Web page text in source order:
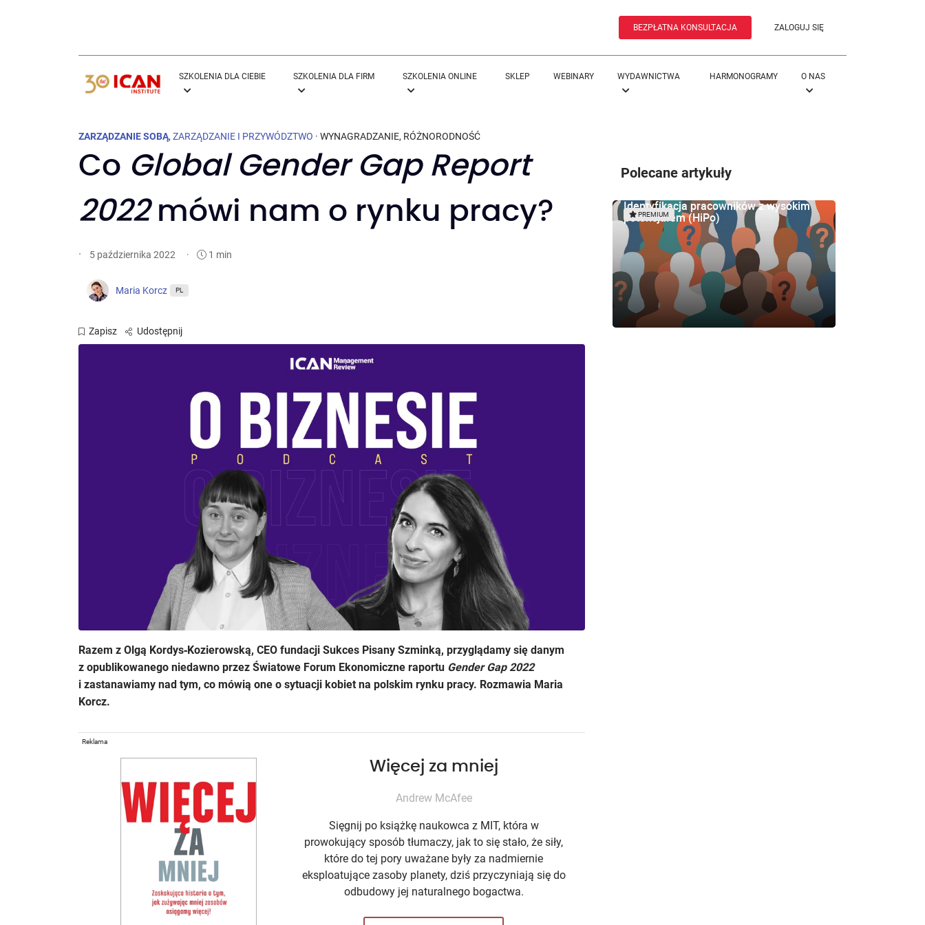
BEZPŁATNA KONSULTACJA ZALOGUJ SIĘ
SZKOLENIA DLA CIEBIE SZKOLENIA DLA FIRM SZKOLENIA ONLINE SKLEP WEBINARY WYDAWNICTWA HARMONOGRAMY O NAS
ZARZĄDZANIE SOBĄ, ZARZĄDZANIE I PRZYWÓDZTWO · WYNAGRADZANIE, RÓŻNORODNOŚĆ
Co Global Gender Gap Report
2022 mówi nam o rynku pracy?
· 5 października 2022 · 1 min
Maria Korcz PL
Zapisz Udostępnij
Razem z Olgą Kordys‑Kozierowską, CEO fundacji Sukces Pisany Szminką, przyglądamy się danym
z opublikowanego niedawno przez Światowe Forum Ekonomiczne raportu Gender Gap 2022
i zastanawiamy nad tym, co mówią one o sytuacji kobiet na polskim rynku pracy. Rozmawia Maria
Korcz.
Reklama
Więcej za mniej
Andrew McAfee
Sięgnij po książkę naukowca z MIT, która w
prowokujący sposób tłumaczy, jak to się stało, że siły,
które do tej pory uważane były za nadmiernie
eksploatujące zasoby planety, dziś przyczyniają się do
odbudowy jej naturalnego bogactwa.
Polecane artykuły
Identyfikacja pracowników z wysokim
potencjałem (HiPo)
PREMIUM